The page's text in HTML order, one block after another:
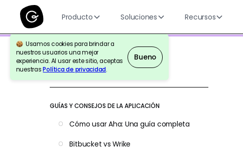
Producto Soluciones Recursos
Usamos cookies para brindar a
nuestros usuarios una mejor
experiencia. Al usar este sitio, aceptas
nuestrasPolítica de privacidad.
Bueno
Volver a la Referencia
GUÍAS Y CONSEJOS DE LA APLICACIÓN
Cómo usar Aha: Una guía completa
Bitbucket vs Wrike